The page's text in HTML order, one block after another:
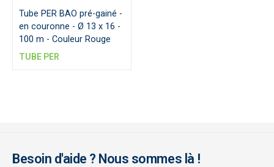
Tube PER BAO pré-gainé -
en couronne - Ø 13 x 16 -
100 m - Couleur Rouge
TUBE PER
Besoin d'aide ? Nous sommes là !